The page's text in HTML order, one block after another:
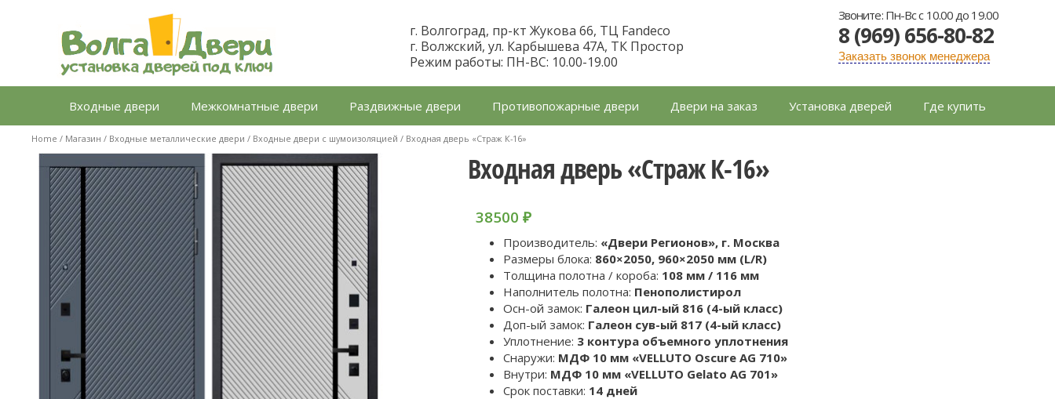
содержимому
г. Волгоград, пр-кт Жукова 66, ТЦ Fandeco
г. Волжский, ул. Карбышева 47А, ТК Простор
Режим работы: ПН-ВС: 10.00-19.00
Звоните: Пн-Вс с 10.00 до 19.00
8 (969) 656-80-82
Заказать звонок менеджера
Входные двери Межкомнатные двери Раздвижные двери Противопожарные двери Двери на заказ Установка дверей Где купить
Home / Магазин / Входные металлические двери / Входные двери с шумоизоляцией / Входная дверь «Страж К-16»
Входная дверь «Страж К-16»
38500₽
Производитель: «Двери Регионов», г. Москва
Размеры блока: 860×2050, 960×2050 мм (L/R)
Толщина полотна / короба: 108 мм / 116 мм
Наполнитель полотна: Пенополистирол
Осн-ой замок: Галеон цил-ый 816 (4-ый класс)
Доп-ый замок: Галеон сув-ый 817 (4-ый класс)
Уплотнение: 3 контура объемного уплотнения
Снаружи: МДФ 10 мм «VELLUTO Oscure AG 710»
Внутри: МДФ 10 мм «VELLUTO Gelato AG 701»
Срок поставки: 14 дней